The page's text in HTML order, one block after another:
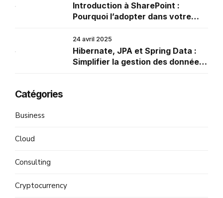
Introduction à SharePoint :
Pourquoi l’adopter dans votre
24 avril 2025
Hibernate, JPA et Spring Data :
Simplifier la gestion des données
Catégories
Business
Cloud
Consulting
Cryptocurrency